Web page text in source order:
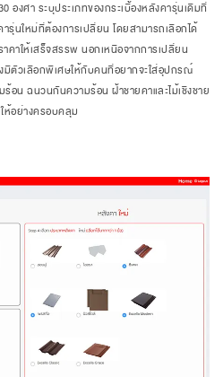
งศา ระบุประเภทของกระเบื้องหลังคารุ่นเดิมที่
รุ่นใหม่ที่ต้องการเปลี่ยน โดยสามารถเลือกได้
คาให้เสร็จสรรพ นอกเหนือจากการเปลี่ยน
มีตัวเลือกพิเศษให้กับคนที่อยากจะใส่อุปกรณ์
อน ฉนวนกันความร้อน ฝ้าชายคาและไม้เชิงชาย
ห้อย่างครอบคลุม